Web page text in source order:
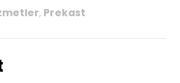
, Prekast